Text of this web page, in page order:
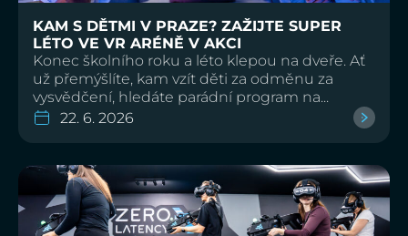
KAM S DĚTMI V PRAZE? ZAŽIJTE SUPER
LÉTO VE VR ARÉNĚ V AKCI
Konec školního roku a léto klepou na dveře. Ať
už přemýšlíte, kam vzít děti za odměnu za
vysvědčení, hledáte parádní program na...
22. 6. 2026